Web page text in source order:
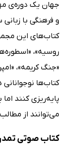
جهان یک دوره‌ی
و فرهنگی با
کتاب‌های این
روسیه»،
«جنگ کریمه»،
کتاب‌ها
پایه‌ریزی کنند
می‌توانند از
کتاب صوتی